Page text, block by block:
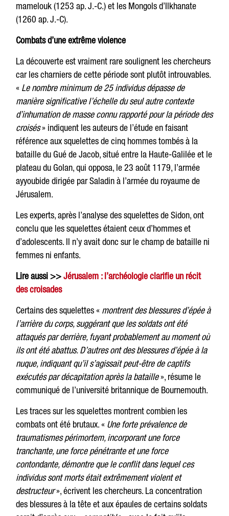
mamelouk (1253 ap. J.-C.) et les Mongols d’Ilkhanate
(1260 ap. J.-C).
Combats d’une extrême violence
La découverte est vraiment rare soulignent les chercheurs
car les charniers de cette période sont plutôt introuvables.
« Le nombre minimum de 25 individus dépasse de
manière significative l’échelle du seul autre contexte
d’inhumation de masse connu rapporté pour la période des
croisés» indiquent les auteurs de l’étude en faisant
référence aux squelettes de cinq hommes tombés à la
bataille du Gué de Jacob, situé entre la Haute-Galilée et le
plateau du Golan, qui opposa, le 23 août 1179, l’armée
ayyoubide dirigée par Saladin à l’armée du royaume de
Jérusalem.
Les experts, après l’analyse des squelettes de Sidon, ont
conclu que les squelettes étaient ceux d’hommes et
d’adolescents. Il n’y avait donc sur le champ de bataille ni
femmes ni enfants.
Lire aussi >>Jérusalem : l’archéologie clarifie un récit
des croisades
Certains des squelettes « montrent des blessures d’épée à
l’arrière du corps, suggérant que les soldats ont été
attaqués par derrière, fuyant probablement au moment où
ils ont été abattus. D’autres ont des blessures d’épée à la
nuque, indiquant qu’il s’agissait peut-être de captifs
exécutés par décapitation après la bataille», résume le
communiqué de l’université britannique de Bournemouth.
Les traces sur les squelettes montrent combien les
combats ont été brutaux. « Une forte prévalence de
traumatismes périmortem, incorporant une force
tranchante, une force pénétrante et une force
contondante, démontre que le conflit dans lequel ces
individus sont morts était extrêmement violent et
destructeur», écrivent les chercheurs. La concentration
des blessures à la tête et aux épaules de certains soldats